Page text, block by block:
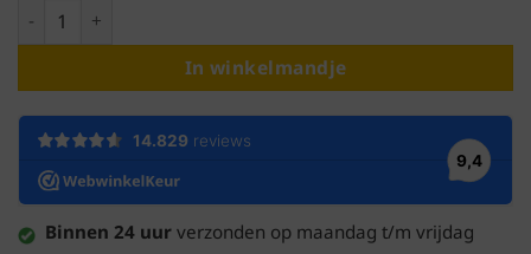
In winkelmandje
Binnen 24 uur verzonden op maandag t/m vrijdag